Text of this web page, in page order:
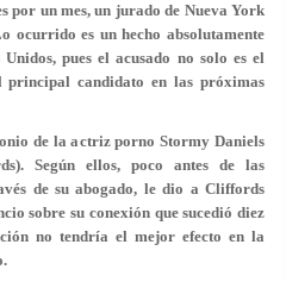
por un mes, un jurado de Nueva York
ocurrido es un hecho absolutamente
pues el acusado no solo es el
candidato en las próximas
de la actriz porno Stormy Daniels
Según ellos, poco antes de las
de su abogado, le dio a Cliffords
sobre su conexión que sucedió diez
no tendría el mejor efecto en la